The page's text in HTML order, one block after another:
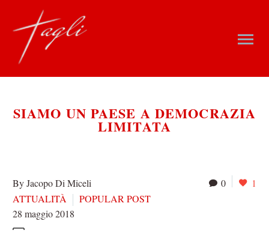
SIAMO UN PAESE A DEMOCRAZIA
LIMITATA
0 1
By Jacopo Di Miceli
ATTUALITÀ
POPULAR POST
28 maggio 2018